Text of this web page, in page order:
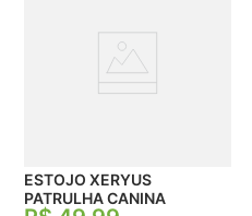
ESTOJO XERYUS
PATRULHA CANINA